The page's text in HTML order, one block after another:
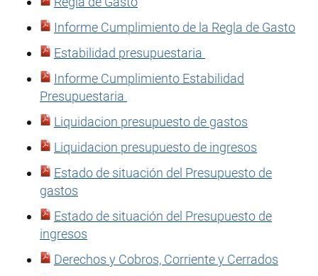
Informe Cumplimiento de la Regla de Gasto
Estabilidad presupuestaria
Informe Cumplimiento Estabilidad
Presupuestaria
Liquidacion presupuesto de gastos
Liquidacion presupuesto de ingresos
Estado de situación del Presupuesto de
gastos
Estado de situación del Presupuesto de
ingresos
Derechos y Cobros, Corriente y Cerrados